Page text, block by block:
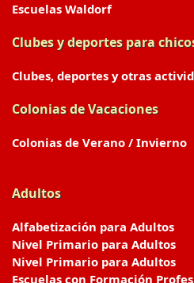
Escuelas Waldorf
Clubes y deportes para
Clubes, deportes y otras
Colonias de Vacaciones
Colonias de Verano / Invierno
Adultos
Alfabetización para Adultos
Nivel Primario para Adultos
Nivel Primario para Adultos
Escuelas con Formación